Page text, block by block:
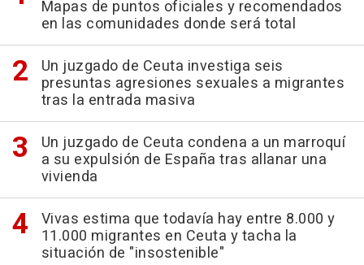
Mapas de puntos oficiales y recomendados
en las comunidades donde será total
Un juzgado de Ceuta investiga seis
presuntas agresiones sexuales a migrantes
tras la entrada masiva
Un juzgado de Ceuta condena a un marroquí
a su expulsión de España tras allanar una
vivienda
Vivas estima que todavía hay entre 8.000 y
11.000 migrantes en Ceuta y tacha la
situación de "insostenible"